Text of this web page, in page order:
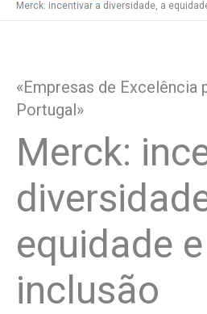
Merck: incentivar a diversidade, a
«Empresas de Excelência
Portugal»
Merck:
equidade
inclusão